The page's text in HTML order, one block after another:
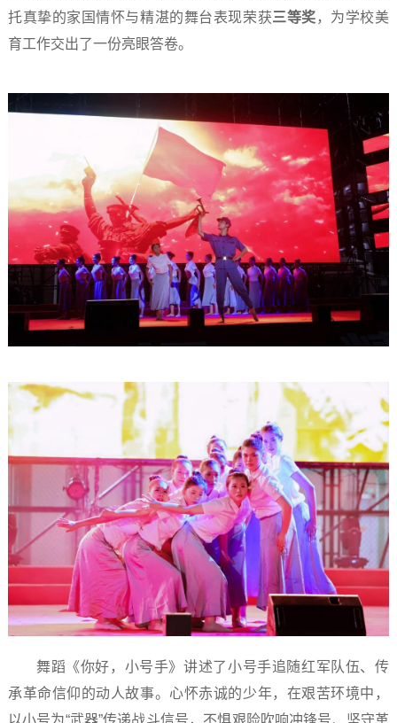
托真挚的家国情怀与精湛的舞台表现荣获三等奖 ，为学校美
育工作交出了一份亮眼答卷。
舞蹈《你好，小号手》讲述了小号手追随红军队伍、传
承革命信仰的动人故事。心怀赤诚的少年，在艰苦环境中，
以小号为“武器”传递战斗信号，不惧艰险吹响冲锋号、坚守革